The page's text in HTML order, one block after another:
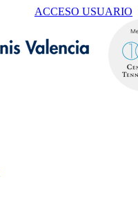
ACCESO USUARIO